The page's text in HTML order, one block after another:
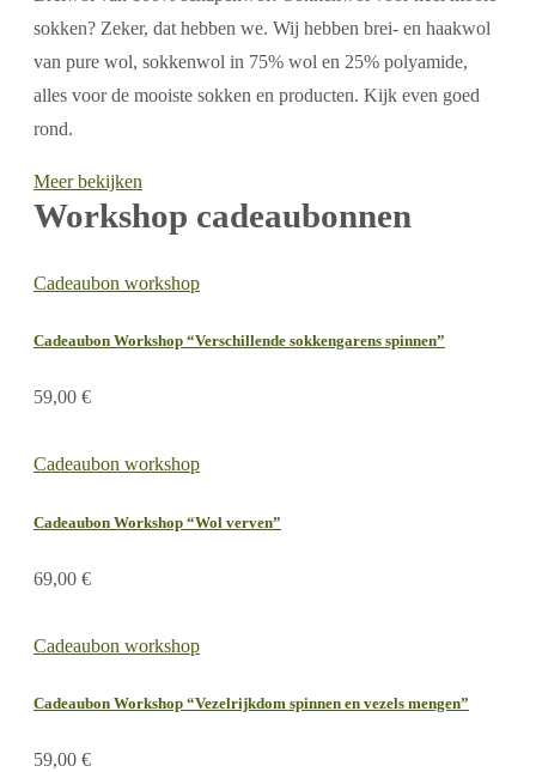
sokken? Zeker, dat hebben we. Wij hebben brei- en haakwol
van pure wol, sokkenwol in 75% wol en 25% polyamide,
alles voor de mooiste sokken en producten. Kijk even goed
rond.
Meer bekijken
Workshop cadeaubonnen
Cadeaubon workshop
Cadeaubon Workshop “Verschillende sokkengarens spinnen”
59,00 €
Cadeaubon workshop
Cadeaubon Workshop “Wol verven”
69,00 €
Cadeaubon workshop
Cadeaubon Workshop “Vezelrijkdom spinnen en vezels mengen”
59,00 €